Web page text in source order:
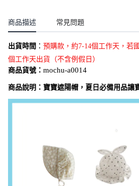
商品描述 常見問題
出貨時間 ： 預購款，約7-14個工作天，若
個工作天出貨（不含例假日）
商品貨號： mochu-a0014
商品說明： 寶寶遮陽帽，夏日必備用品讓